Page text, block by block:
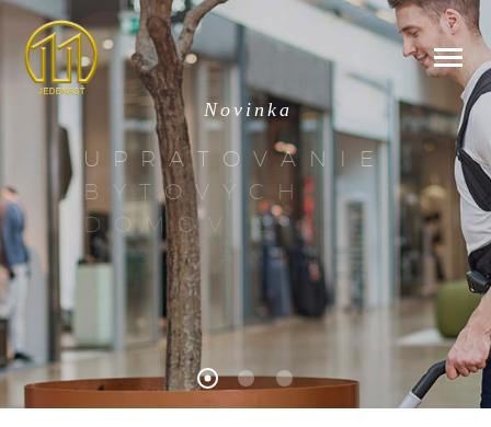
Nov inka
U P RAT O VA N IE
B YTOV Ý C H
D
OMO V
S
VYSÁV NÍ M